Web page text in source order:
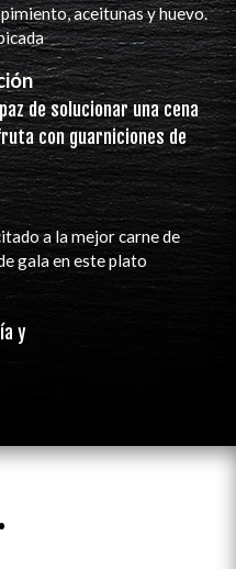
aceitunas y huevo.
de solucionar una cena
con guarniciones de
a la mejor carne de
gala en este plato
y